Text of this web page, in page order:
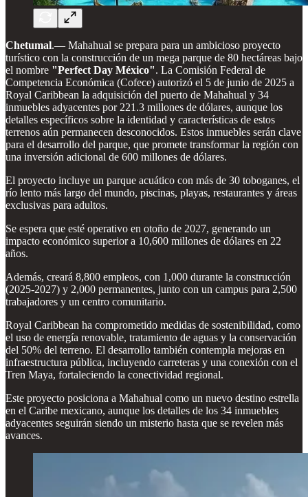
Chetumal.— Mahahual se prepara para un ambicioso proyecto
turístico con la construcción de un mega parque de 80 hectáreas bajo
el nombre "Perfect Day México". La Comisión Federal de
Competencia Económica (Cofece) autorizó el 5 de junio de 2025 a
Royal Caribbean la adquisición del puerto de Mahahual y 34
inmuebles adyacentes por 221.3 millones de dólares, aunque los
detalles específicos sobre la identidad y características de estos
terrenos aún permanecen desconocidos. Estos inmuebles serán clave
para el desarrollo del parque, que promete transformar la región con
una inversión adicional de 600 millones de dólares.
El proyecto incluye un parque acuático con más de 30 toboganes, el
río lento más largo del mundo, piscinas, playas, restaurantes y áreas
exclusivas para adultos.
Se espera que esté operativo en otoño de 2027, generando un
impacto económico superior a 10,600 millones de dólares en 22
años.
Además, creará 8,800 empleos, con 1,000 durante la construcción
(2025-2027) y 2,000 permanentes, junto con un campus para 2,500
trabajadores y un centro comunitario.
Royal Caribbean ha comprometido medidas de sostenibilidad, como
el uso de energía renovable, tratamiento de aguas y la conservación
del 50% del terreno. El desarrollo también contempla mejoras en
infraestructura pública, incluyendo carreteras y una conexión con el
Tren Maya, fortaleciendo la conectividad regional.
Este proyecto posiciona a Mahahual como un nuevo destino estrella
en el Caribe mexicano, aunque los detalles de los 34 inmuebles
adyacentes seguirán siendo un misterio hasta que se revelen más
avances.